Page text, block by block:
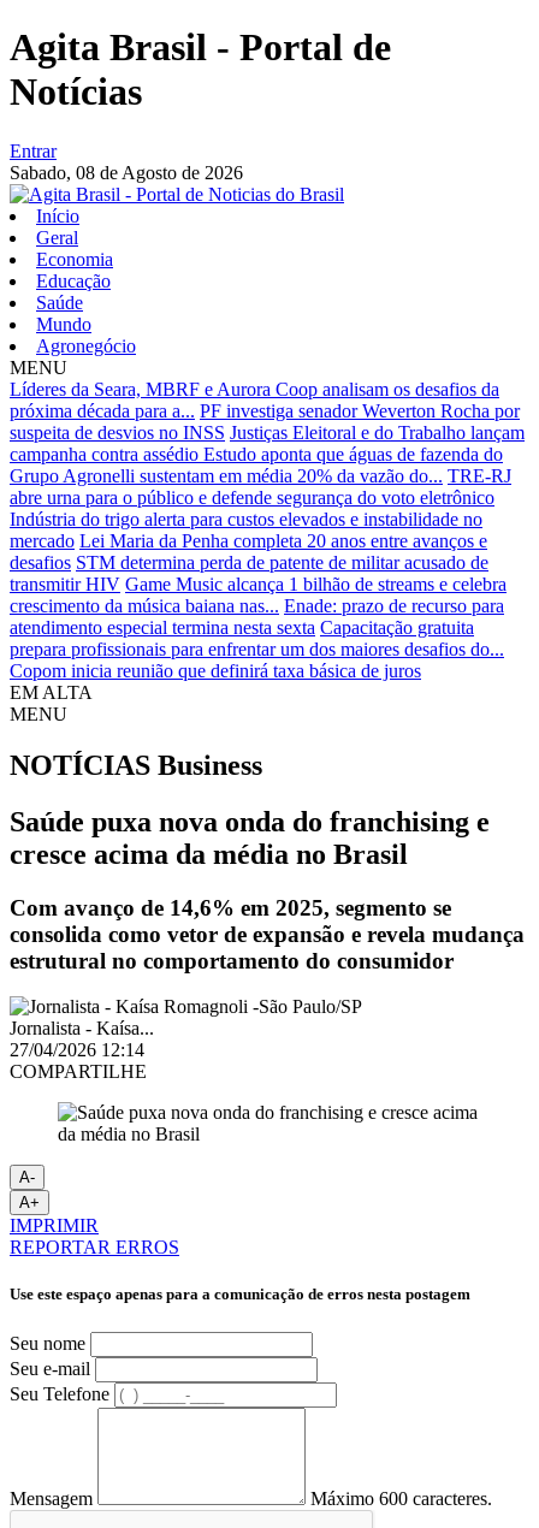
Agita Brasil - Portal de
Notícias
Entrar
Sabado, 08 de Agosto de 2026
Início
Geral
Economia
Educação
Saúde
Mundo
Agronegócio
MENU
Líderes da Seara, MBRF e Aurora Coop analisam os desafios da
próxima década para a... PF investiga senador Weverton Rocha por
suspeita de desvios no INSS Justiças Eleitoral e do Trabalho lançam
campanha contra assédio Estudo aponta que águas de fazenda do
Grupo Agronelli sustentam em média 20% da vazão do... TRE-RJ
abre urna para o público e defende segurança do voto eletrônico
Indústria do trigo alerta para custos elevados e instabilidade no
mercado Lei Maria da Penha completa 20 anos entre avanços e
desafios STM determina perda de patente de militar acusado de
transmitir HIV Game Music alcança 1 bilhão de streams e celebra
crescimento da música baiana nas... Enade: prazo de recurso para
atendimento especial termina nesta sexta Capacitação gratuita
prepara profissionais para enfrentar um dos maiores desafios do...
Copom inicia reunião que definirá taxa básica de juros
EM ALTA
MENU
NOTÍCIAS Business
Saúde puxa nova onda do franchising e
cresce acima da média no Brasil
Com avanço de 14,6% em 2025, segmento se
consolida como vetor de expansão e revela mudança
estrutural no comportamento do consumidor
Jornalista - Kaísa...
27/04/2026 12:14
COMPARTILHE
A-
A+
IMPRIMIR
REPORTAR ERROS
Use este espaço apenas para a comunicação de erros nesta postagem
Seu nome
Seu e-mail
Seu Telefone
Mensagem Máximo 600 caracteres.